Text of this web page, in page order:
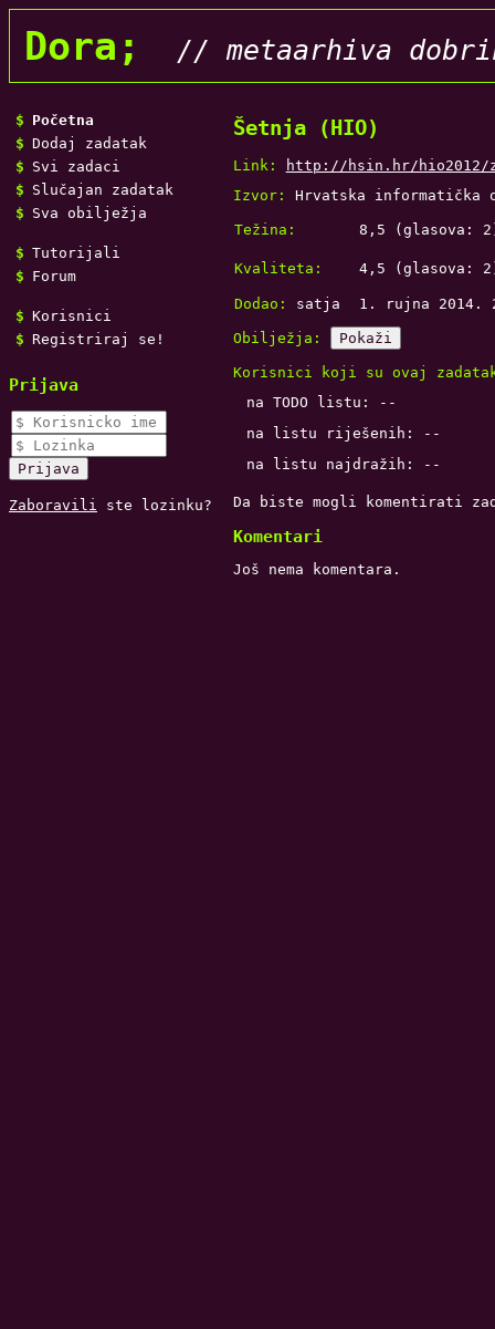
Dora; // metaarhiva
Početna
Dodaj zadatak
Svi zadaci
Slučajan zadatak
Sva obilježja
Tutorijali
Forum
Korisnici
Registriraj se!
Prijava
Zaboravili ste lozinku?
Šetnja (HIO)
Link:
http://hsin.hr/hio2012/
Izvor: Hrvatska informatička
Težina: 8,5 (glasova: 2
Kvaliteta: 4,5 (glasova: 2
Dodao: satja 1. rujna 2014.
Obilježja: Pokaži
Korisnici koji su ovaj
na TODO listu: --
na listu riješenih: --
na listu najdražih: --
Da biste mogli komentirati
Komentari
Još nema komentara.